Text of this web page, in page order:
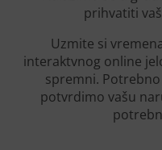
prihvatiti
Uzmite si
interaktvnog online
spremni.
potvrdimo vašu